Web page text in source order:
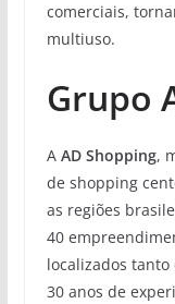
comerciais,
multiuso.
Grupo
AAD Shopping,
de shopping
as regiões
40
localizados
30 anos de